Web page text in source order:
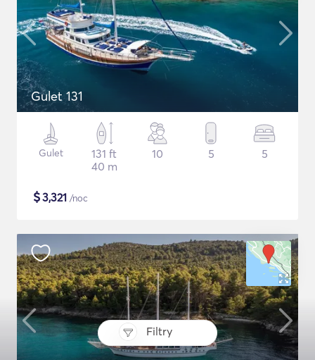
Filtry
Gulet 131
Gulet
131 ft
40 m
10 5 5
$3,321 /noc